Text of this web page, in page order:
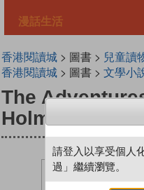
漫話生活
香港閱讀城> 圖書 > 兒童讀
香港閱讀城> 圖書 > 文學小
The
Holmes
請登入以享受個人
過」繼續瀏覽。